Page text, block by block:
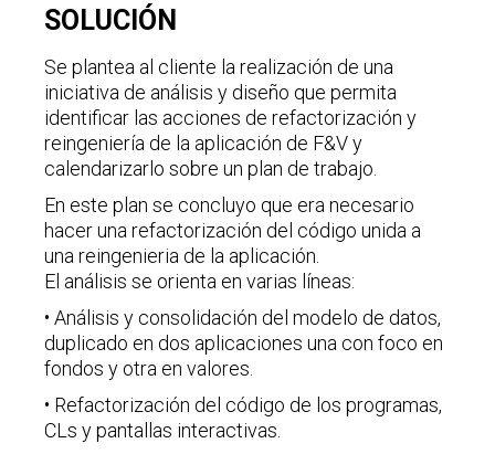
SOLUCIÓN
Se plantea al cliente la realización de una
iniciativa de análisis y diseño que permita
identificar las acciones de refactorización y
reingeniería de la aplicación de F&V y
calendarizarlo sobre un plan de trabajo.
En este plan se concluyo que era necesario
hacer una refactorización del código unida a
una reingenieria de la aplicación.
El análisis se orienta en varias líneas:
• Análisis y consolidación del modelo de datos,
duplicado en dos aplicaciones una con foco en
fondos y otra en valores.
• Refactorización del código de los programas,
CLs y pantallas interactivas.